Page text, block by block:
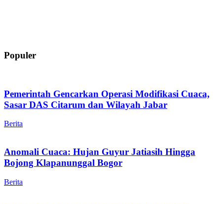
Populer
Pemerintah Gencarkan Operasi Modifikasi Cuaca,
Sasar DAS Citarum dan Wilayah Jabar
Berita
Anomali Cuaca: Hujan Guyur Jatiasih Hingga
Bojong Klapanunggal Bogor
Berita